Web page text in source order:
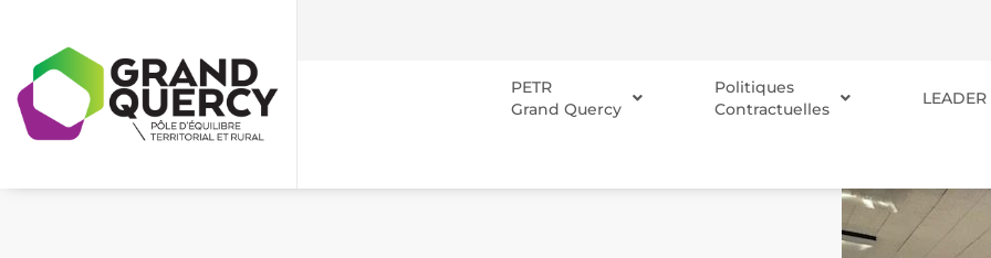
PETR
Grand Quercy
Politiques
Contractuelles
LEADER